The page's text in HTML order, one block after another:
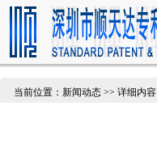
当前位置：新闻动态 >> 详细内容